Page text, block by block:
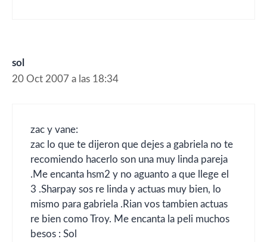
sol
20 Oct 2007 a las 18:34
zac y vane:
zac lo que te dijeron que dejes a gabriela no te
recomiendo hacerlo son una muy linda pareja
.Me encanta hsm2 y no aguanto a que llege el
3 .Sharpay sos re linda y actuas muy bien, lo
mismo para gabriela .Rian vos tambien actuas
re bien como Troy. Me encanta la peli muchos
besos : Sol